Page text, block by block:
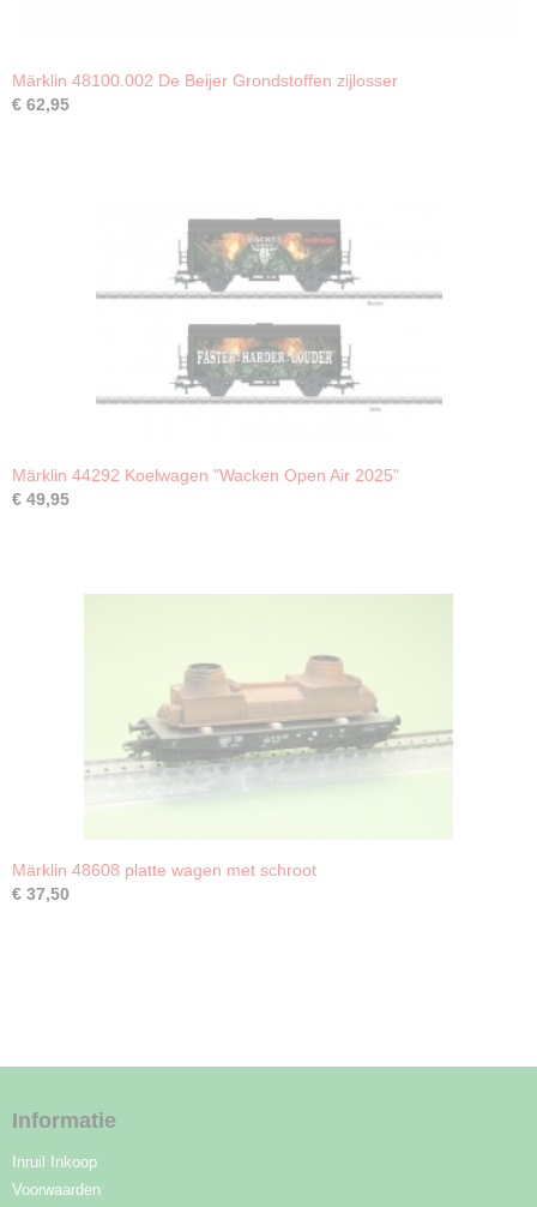
Märklin 48100.002 De Beijer Grondstoffen zijlosser
€ 62,95
Märklin 44292 Koelwagen "Wacken Open Air 2025"
€ 49,95
Märklin 48608 platte wagen met schroot
€ 37,50
Informatie
Inruil Inkoop
Voorwaarden